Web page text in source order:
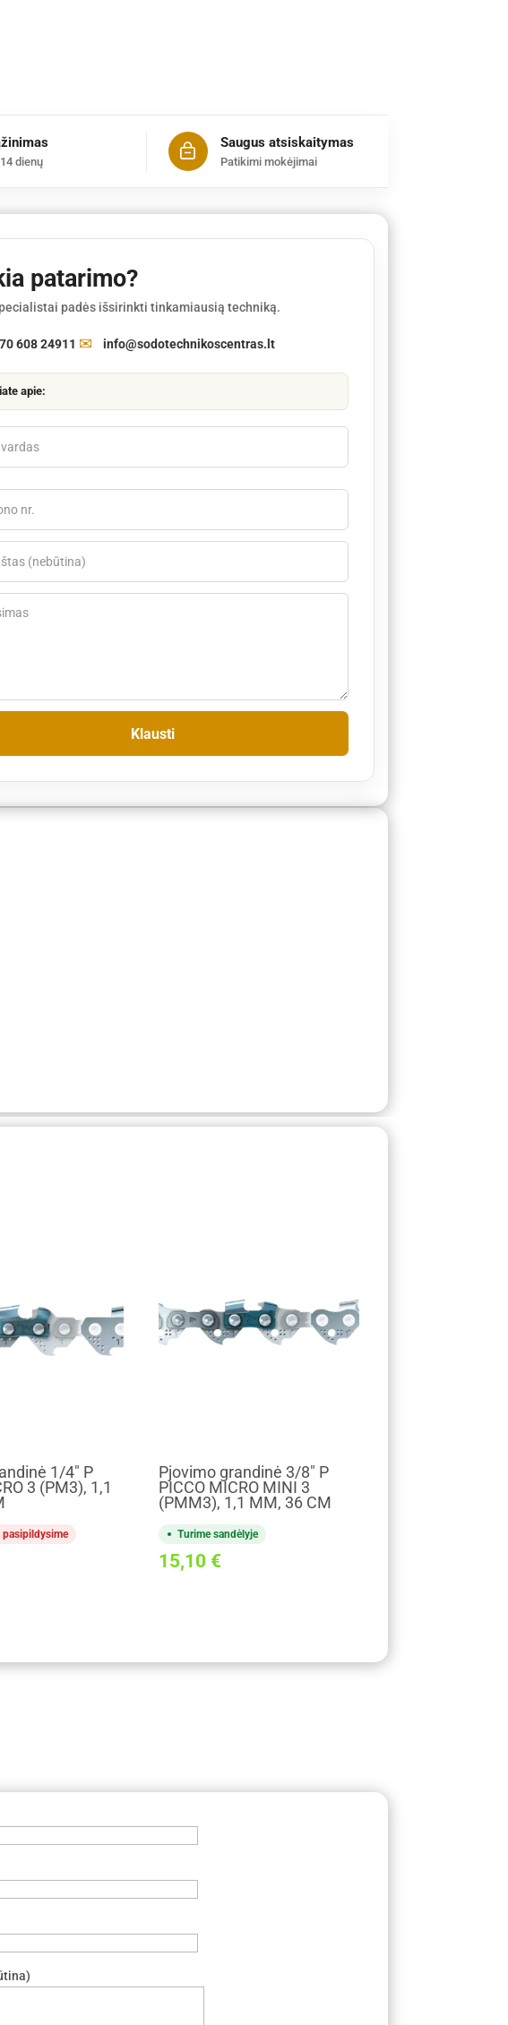
dienų
Saugus atsiskaitymas
Patikimi mokėjimai
patarimo?
padės išsirinkti tinkamiausią techniką.
608 24911 info@sodotechnikoscentras.lt
apie:
1/4" P
3 (PM3), 1,1
pasipildysime
Pjovimo grandinė 3/8" P
PICCO MICRO MINI 3
(PMM3), 1,1 MM, 36 CM
Turime sandėlyje
15,10 €